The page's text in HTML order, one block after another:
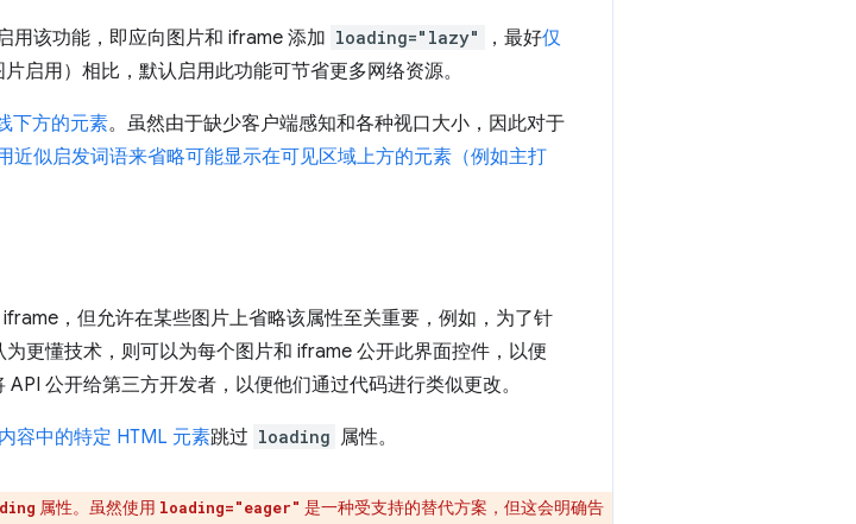
用该功能，即应向图片和 iframe 添加 loading="lazy" ，最好仅
启用）相比，默认启用此功能可节省更多网络资源。
下方的元素。虽然由于缺少客户端感知和各种视口大小，因此对于
近似启发词语来省略可能显示在可见区域上方的元素（例如主打
，但允许在某些图片上省略该属性至关重要，例如，为了针
更懂技术，则可以为每个图片和 iframe 公开此界面控件，以便
公开给第三方开发者，以便他们通过代码进行类似更改。
内容中的特定 HTML 元素跳过 loading 属性。
属性。虽然使用 loading="eager" 是一种受支持的替代方案，但这会明确告